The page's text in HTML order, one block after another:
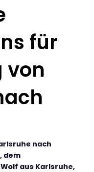
für
von
nach
dem
Wolf aus Karlsruhe,